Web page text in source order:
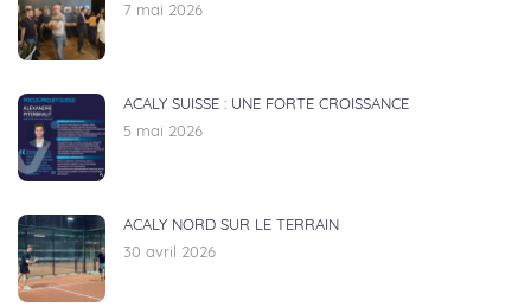
7 mai 2026
ACALY SUISSE : UNE FORTE CROISSANCE
5 mai 2026
ACALY NORD SUR LE TERRAIN
30 avril 2026